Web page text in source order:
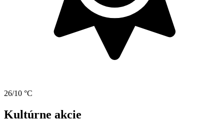
26/10 °C
Kultúrne akcie